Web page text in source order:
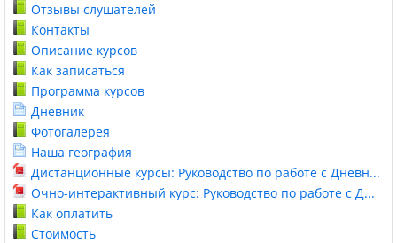
Отзывы слушателей
Контакты
Описание курсов
Как записаться
Программа курсов
Дневник
Фотогалерея
Наша география
Дистанционные курсы: Руководство по работе с Дневн...
Очно-интерактивный курс: Руководство по работе с Д...
Как оплатить
Стоимость